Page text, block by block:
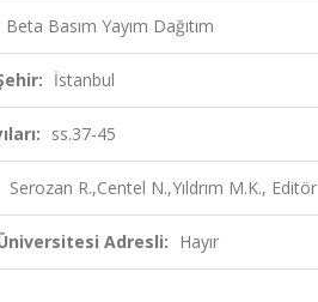
Beta Basım Yayım Dağıtım
İstanbul
ss.37-45
Serozan R.,Centel N.,Yıldrım M.K., Editör
Adresli: Hayır